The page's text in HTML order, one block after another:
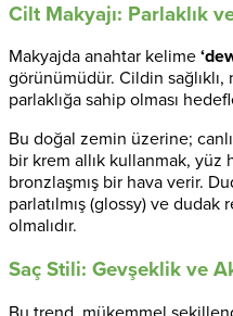
Cilt Makyajı: Parlaklık
Makyajda anahtar kelime
görünümüdür. Cildin sağlıklı,
parlaklığa sahip olması
Bu doğal zemin üzerine;
bir krem allık kullanmak, yüz
bronzlaşmış bir hava verir.
parlatılmış (glossy) ve
olmalıdır.
Saç Stili: Gevşeklik ve